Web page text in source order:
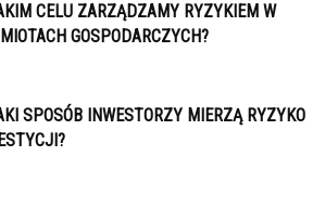
CELU ZARZĄDZAMY RYZYKIEM W
GOSPODARCZYCH?
SPOSÓB INWESTORZY MIERZĄ RYZYKO